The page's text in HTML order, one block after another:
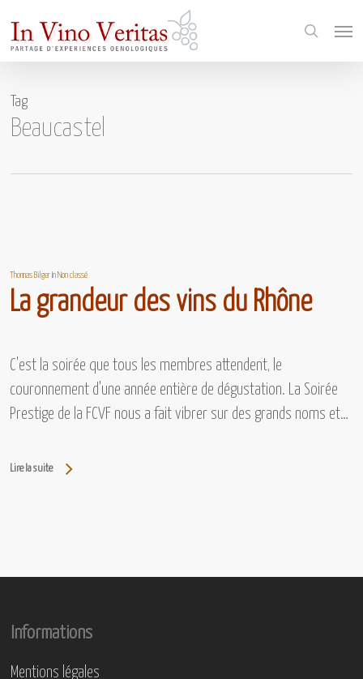
main
search
Tag
Beaucastel
Thomas Bilger InNon classé
La grandeur des vins du Rhône
C'est la soirée que tous les membres attendent, le
couronnement d'une année entière de dégustation. La Soirée
Prestige de la FCVF nous a fait vibrer sur des grands noms et…
Lire la suite
Informations
Mentions légales